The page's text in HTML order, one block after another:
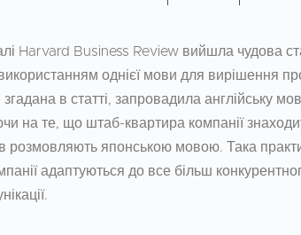
Harvard Business Review вийшла чудова
однієї мови для вирішення
в статті, запровадила англійську
на те, що штаб-квартира компанії
розмовляють японською мовою. Така
адаптуються до все більш